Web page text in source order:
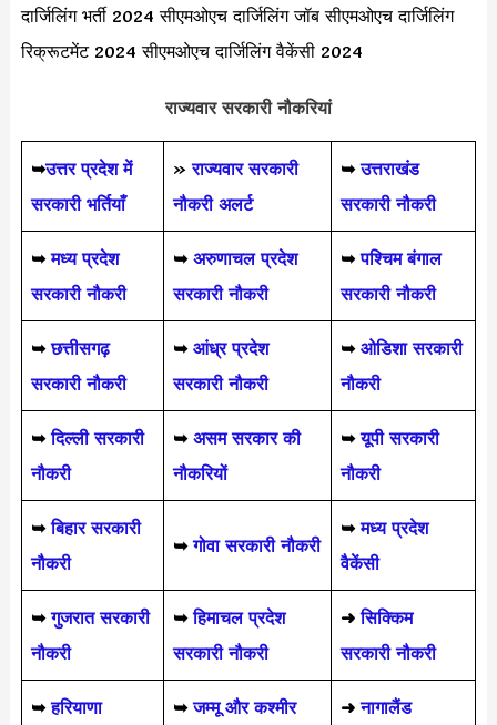
दार्जिलिंग भर्ती 2024 सीएमओएच दार्जिलिंग जॉब सीएमओएच दार्जिलिंग
रिक्रूटमेंट 2024 सीएमओएच दार्जिलिंग वैकेंसी 2024
राज्यवार सरकारी नौकरियां
➥उत्तर प्रदेश में
सरकारी भर्तियाँ
»राज्यवार सरकारी
नौकरी अलर्ट
➥ उत्तराखंड
सरकारी नौकरी
➥ मध्य प्रदेश
सरकारी नौकरी
➥ अरुणाचल प्रदेश
सरकारी नौकरी
➥ पश्चिम बंगाल
सरकारी नौकरी
➥ छत्तीसगढ़
सरकारी नौकरी
➥ आंध्र प्रदेश
सरकारी नौकरी
➥ ओडिशा सरकारी
नौकरी
➥ दिल्ली सरकारी
नौकरी
➥ असम सरकार की
नौकरियों
➥ यूपी सरकारी
नौकरी
➥बिहार सरकारी
नौकरी
➥गोवा सरकारी नौकरी
➥ मध्य प्रदेश
वैकेंसी
➥ गुजरात सरकारी
नौकरी
➥हिमाचल प्रदेश
सरकारी नौकरी
➜ सिक्किम
सरकारी नौकरी
➥हरियाणा
➥जम्मू और कश्मीर
➜ नागालैंड